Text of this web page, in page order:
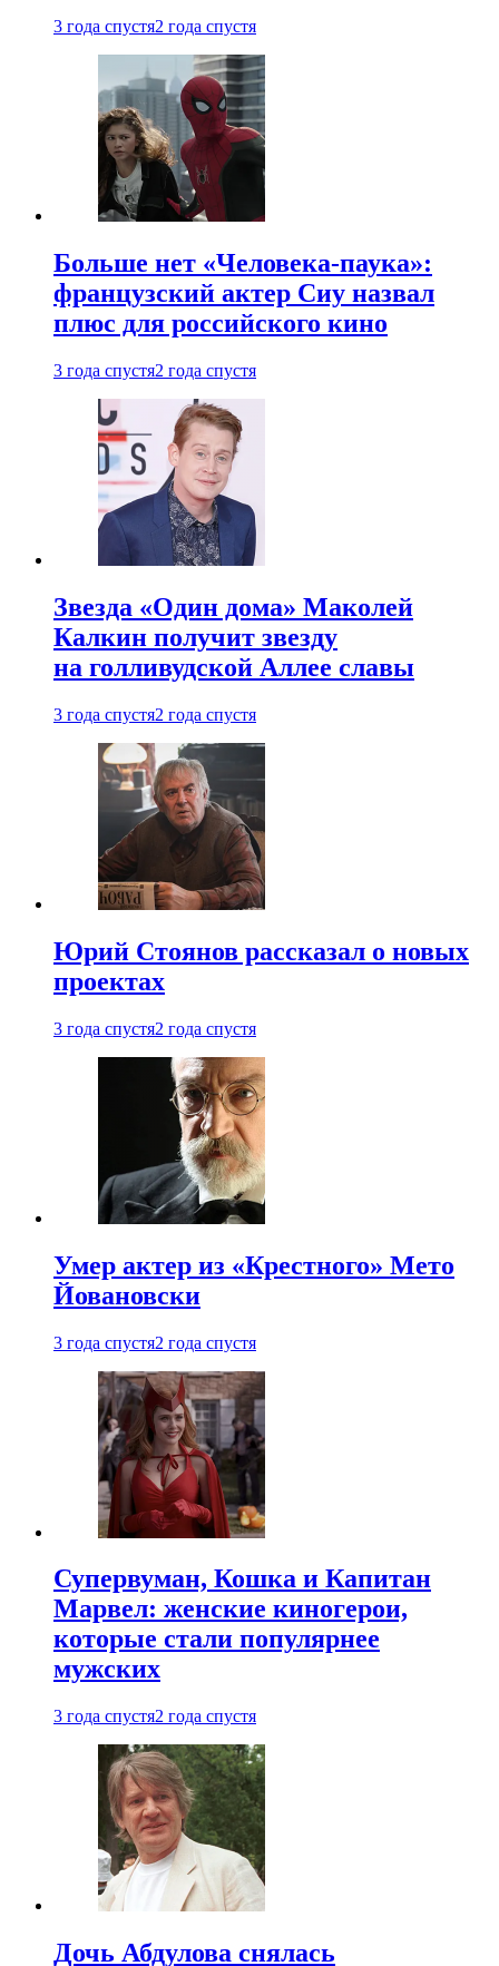
3 года спустя2 года спустя
Больше нет «Человека-паука»:
французский актер Сиу назвал
плюс для российского кино
3 года спустя2 года спустя
Звезда «Один дома» Маколей
Калкин получит звезду
на голливудской Аллее славы
3 года спустя2 года спустя
Юрий Стоянов рассказал о новых
проектах
3 года спустя2 года спустя
Умер актер из «Крестного» Мето
Йовановски
3 года спустя2 года спустя
Супервуман, Кошка и Капитан
Марвел: женские киногерои,
которые стали популярнее
мужских
3 года спустя2 года спустя
Дочь Абдулова снялась